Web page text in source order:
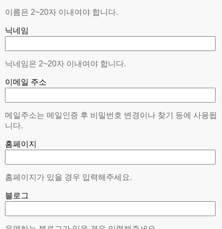
이름은 2~20자 이내여야 합니다.
닉네임
닉네임은 2~20자 이내여야 합니다.
이메일 주소
메일주소는 메일인증 후 비밀번호 변경이나 찾기 등에 사용됩
니다.
홈페이지
홈페이지가 있을 경우 입력해주세요.
블로그